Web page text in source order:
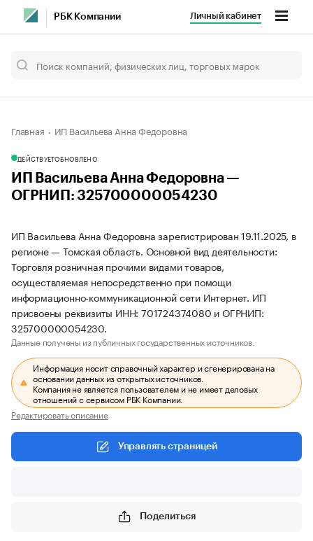
РБК Компании Личный кабинет
Главная ИП Васильева Анна Федоровна
ДЕЙСТВУЕТОБНОВЛЕНО
ИП Васильева Анна Федоровна —
ОГРНИП: 325700000054230
ИП Васильева Анна Федоровна зарегистрирован 19.11.2025, в
регионе — Томская область. Основной вид деятельности:
Торговля розничная прочими видами товаров,
осуществляемая непосредственно при помощи
информационно-коммуникационной сети Интернет. ИП
присвоены реквизиты ИНН: 701724374080 и ОГРНИП:
325700000054230.
Данные получены из публичных государственных источников.
Информация носит справочный характер и сгенерирована на
основании данных из открытых источников.
Компания не является пользователем и не имеет деловых
отношений с сервисом РБК Компании.
Редактировать описание
Управлять страницей
Поделиться